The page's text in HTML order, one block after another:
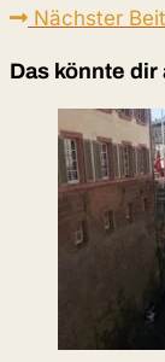
Artikel
Nächster
Das könnte